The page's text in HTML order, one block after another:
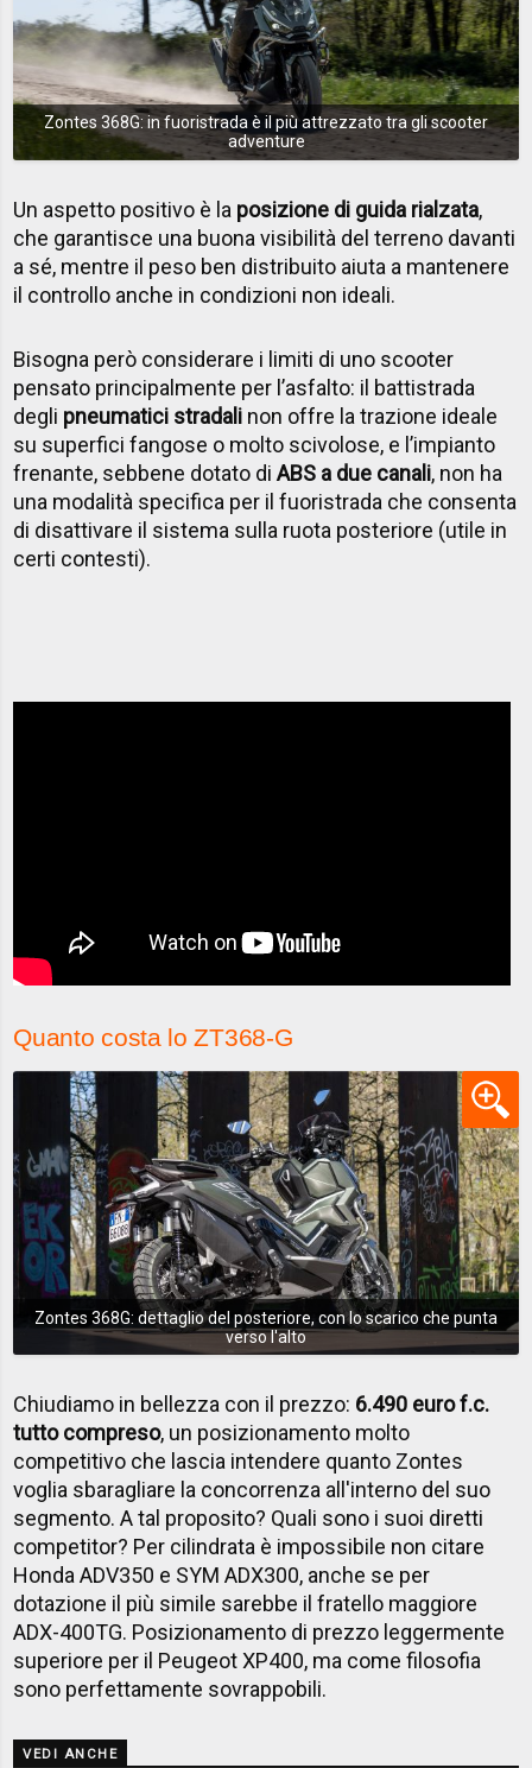
Zontes 368G: in fuoristrada è il più attrezzato tra gli scooter
adventure
Un aspetto positivo è la posizione di guida rialzata,
che garantisce una buona visibilità del terreno davanti
a sé, mentre il peso ben distribuito aiuta a mantenere
il controllo anche in condizioni non ideali.
Bisogna però considerare i limiti di uno scooter
pensato principalmente per l’asfalto: il battistrada
degli pneumatici stradali non offre la trazione ideale
su superfici fangose o molto scivolose, e l’impianto
frenante, sebbene dotato diABS a due canali, non ha
una modalità specifica per il fuoristrada che consenta
di disattivare il sistema sulla ruota posteriore (utile in
certi contesti).
Quanto costa lo ZT368-G
Zontes 368G: dettaglio del posteriore, con lo scarico che punta
verso l'alto
Chiudiamo in bellezza con il prezzo: 6.490 euro f.c.
tutto compreso, un posizionamento molto
competitivo che lascia intendere quanto Zontes
voglia sbaragliare la concorrenza all'interno del suo
segmento. A tal proposito? Quali sono i suoi diretti
competitor? Per cilindrata è impossibile non citare
Honda ADV350 e SYM ADX300, anche se per
dotazione il più simile sarebbe il fratello maggiore
ADX-400TG. Posizionamento di prezzo leggermente
superiore per il Peugeot XP400, ma come filosofia
sono perfettamente sovrappobili.
VEDI ANCHE